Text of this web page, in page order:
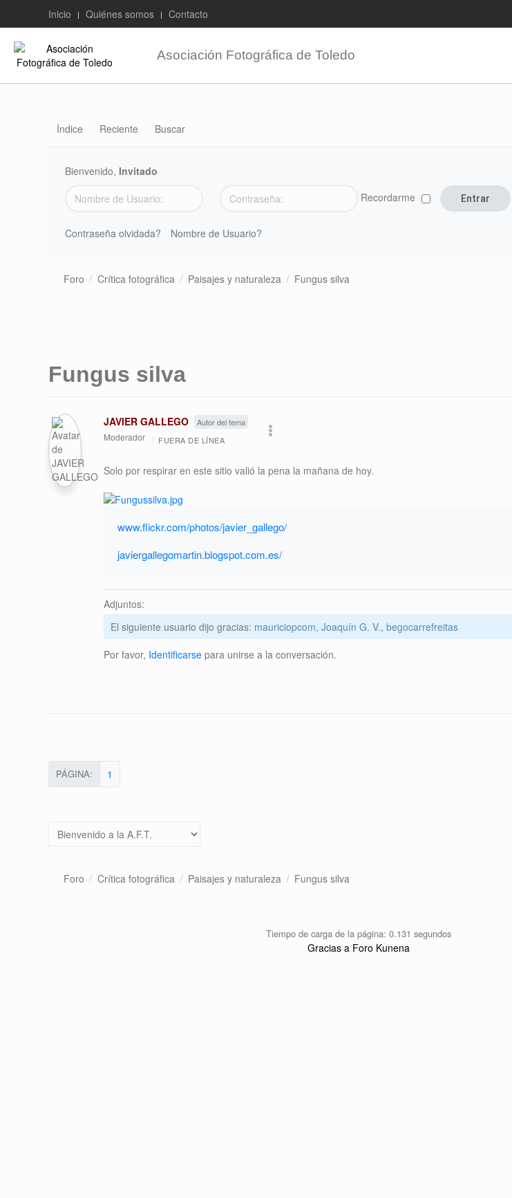
Inicio Quiénes somos Contacto
Asociación Fotográfica de Toledo
Índice Reciente Buscar
Bienvenido, Invitado
Recordarme
Contraseña olvidada? Nombre de Usuario?
Foro Crítica fotográfica Paisajes y naturaleza Fungus silva
Fungus silva
JAVIER GALLEGO Autor del tema
Moderador FUERA DE LÍNEA
Solo por respirar en este sitio valió la pena la mañana de hoy.
www.flickr.com/photos/javier_gallego/
javiergallegomartin.blogspot.com.es/
Adjuntos:
El siguiente usuario dijo gracias: mauriciopcom, Joaquín G. V., begocarrefreitas
Por favor, Identificarse para unirse a la conversación.
PÁGINA: 1
Foro Crítica fotográfica Paisajes y naturaleza Fungus silva
Tiempo de carga de la página: 0.131 segundos
Gracias a Foro Kunena